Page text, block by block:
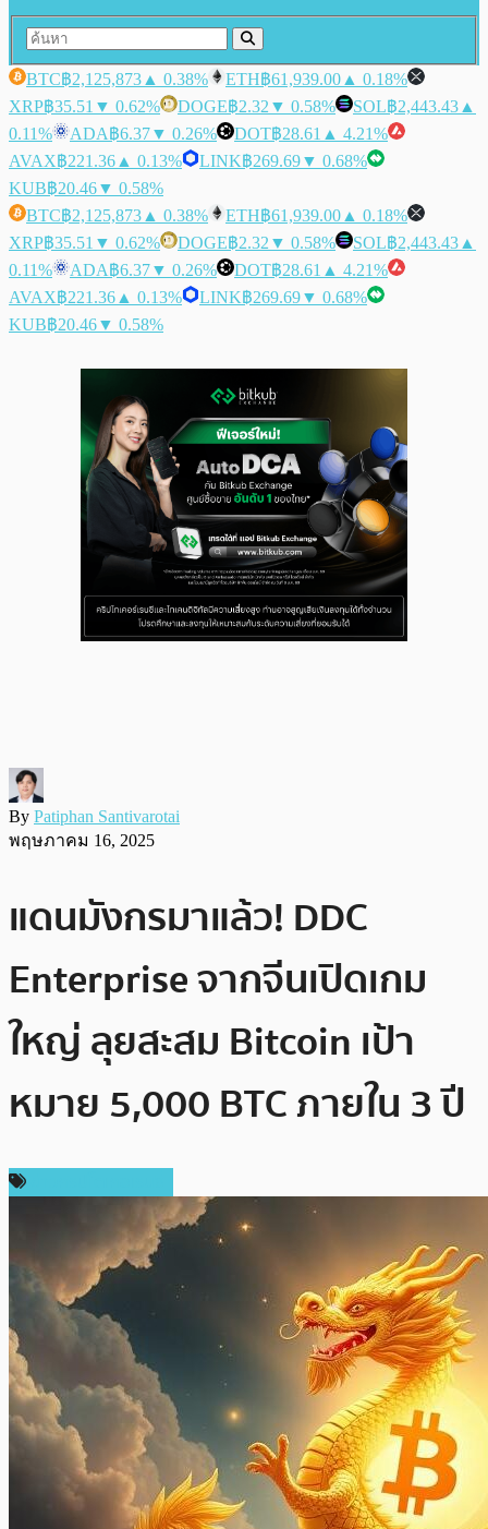
BTC฿2,125,873 ▲ 0.38% ETH฿61,939.00 ▲ 0.18%
XRP฿35.51 ▼ 0.62% DOGE฿2.32 ▼ 0.58% SOL฿2,443.43 ▲
0.11%
ADA฿6.37▼ 0.26% DOT฿28.61 ▲ 4.21%
AVAX฿221.36 ▲ 0.13% LINK฿269.69▼ 0.68%
KUB฿20.46▼ 0.58%
BTC฿2,125,873 ▲ 0.38% ETH฿61,939.00 ▲ 0.18%
XRP฿35.51 ▼ 0.62% DOGE฿2.32 ▼ 0.58% SOL฿2,443.43 ▲
0.11%
ADA฿6.37▼ 0.26% DOT฿28.61 ▲ 4.21%
AVAX฿221.36 ▲ 0.13% LINK฿269.69▼ 0.68%
KUB฿20.46▼ 0.58%
By Patiphan Santivarotai
พฤษภาคม 16, 2025
แดนมังกรมาแล้ว! DDC
Enterprise จากจีนเปิดเกม
ใหญ่ ลุยสะสม Bitcoin เป้า
หมาย 5,000 BTC ภายใน 3 ปี